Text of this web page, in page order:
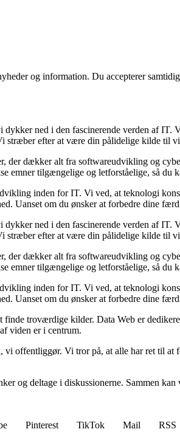
og information. Du accepterer
ned i den fascinerende verden af IT.
efter at være din pålidelige kilde til
der dækker alt fra softwareudvikling og
emner tilgængelige og letforståelige, så du
inden for IT. Vi ved, at teknologi
Uanset om du ønsker at forbedre dine
ned i den fascinerende verden af IT.
efter at være din pålidelige kilde til
der dækker alt fra softwareudvikling og
emner tilgængelige og letforståelige, så du
inden for IT. Vi ved, at teknologi
Uanset om du ønsker at forbedre dine
troværdige kilder. Data Web er
viden er i centrum.
offentliggør. Vi tror på, at alle har ret til
og deltage i diskussionerne. Sammen
Pinterest TikTok Mail
RSS